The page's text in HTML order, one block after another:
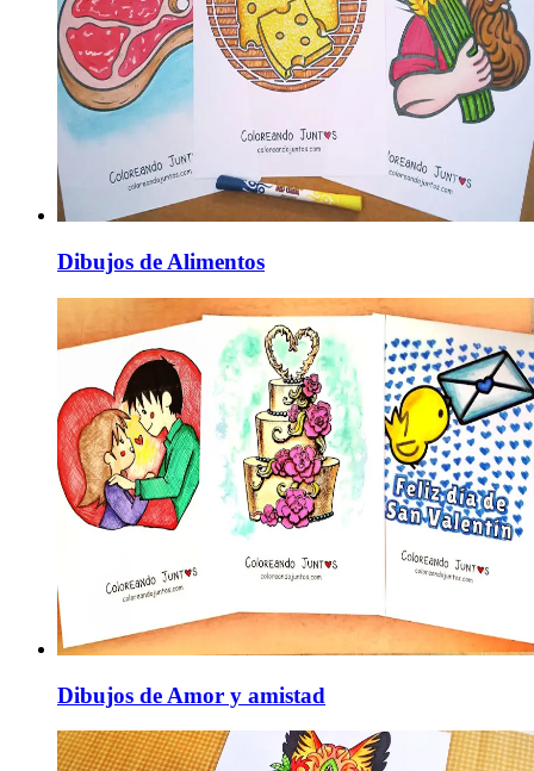
Dibujos de Alimentos
Dibujos de Amor y amistad